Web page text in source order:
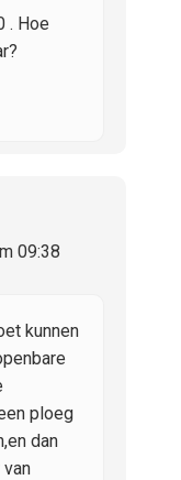
. Hoe
09:38
kunnen
ploeg
dan